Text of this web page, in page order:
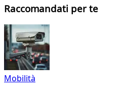
Raccomandati per te
Mobilità